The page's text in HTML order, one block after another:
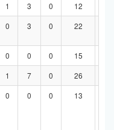
1 3 0 12
0 3 0 22
0 0 0 15
1 7 0 26
0 0 0 13